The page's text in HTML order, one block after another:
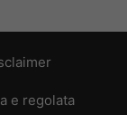
e regolata